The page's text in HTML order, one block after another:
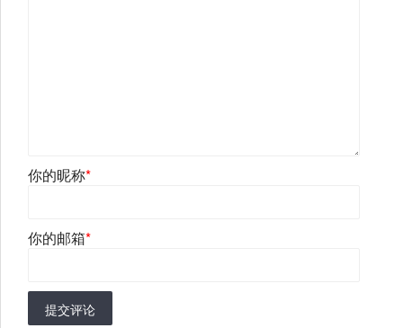
你的昵称*
你的邮箱*
提交评论